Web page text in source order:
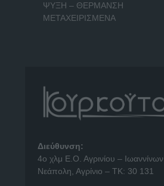
ΨΥΞΗ – ΘΕΡΜΑΝΣΗ
ΜΕΤΑΧΕΙΡΙΣΜΕΝΑ
Διεύθυνση:
4o χλμ Ε.Ο. Αγρινίου – Ιωαννίνων
Νεάπολη, Αγρίνιο – ΤΚ: 30 131